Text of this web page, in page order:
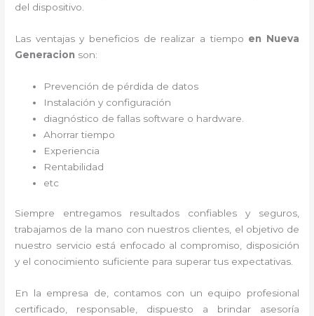
del dispositivo.
Las ventajas y beneficios de realizar a tiempo en Nueva
Generacion son:
Prevención de pérdida de datos
Instalación y configuración
diagnóstico de fallas software o hardware
Ahorrar tiempo
Experiencia
Rentabilidad
etc
Siempre entregamos resultados confiables y seguros,
trabajamos de la mano con nuestros clientes, el objetivo de
nuestro servicio está enfocado al compromiso, disposición
y el conocimiento suficiente para superar tus expectativas.
En la empresa de , contamos con un equipo profesional
certificado, responsable, dispuesto a brindar asesoría